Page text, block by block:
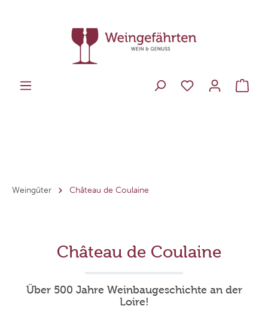
Weingüter Château de Coulaine
Château de Coulaine
Über 500 Jahre Weinbaugeschichte an der
Loire!